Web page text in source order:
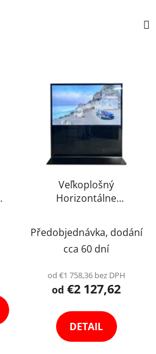
Veľkoplošný
Horizontálne
Banner Obrazovka
Displej Digiposter
Infokiosiek Totem
Předobjednávka, dodání
cca 60 dní
od €1 758,36 bez DPH
od €2 127,62
DETAIL